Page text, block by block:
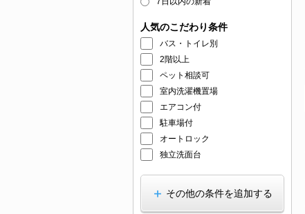
人気のこだわり条件
バス・トイレ別
2階以上
ペット相談可
室内洗濯機置場
エアコン付
駐車場付
オートロック
独立洗面台
その他の条件を追加する